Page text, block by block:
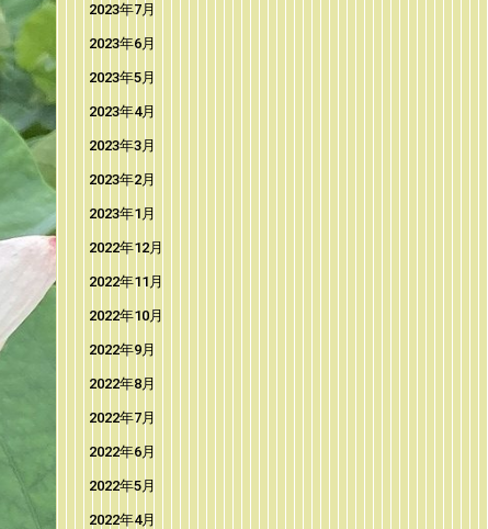
2023年7月
2023年6月
2023年5月
2023年4月
2023年3月
2023年2月
2023年1月
2022年12月
2022年11月
2022年10月
2022年9月
2022年8月
2022年7月
2022年6月
2022年5月
2022年4月